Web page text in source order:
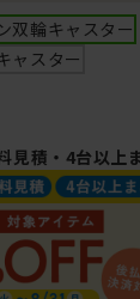
双輪キャスター
ャスター
見積・4台以上